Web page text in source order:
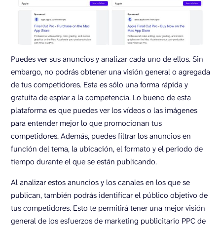
Puedes ver sus anuncios y analizar cada uno de ellos. Sin
embargo, no podrás obtener una visión general o agregada
de tus competidores. Esta es sólo una forma rápida y
gratuita de espiar a la competencia. Lo bueno de esta
plataforma es que puedes ver los vídeos o las imágenes
para entender mejor lo que promocionan tus
competidores. Además, puedes filtrar los anuncios en
función del tema, la ubicación, el formato y el periodo de
tiempo durante el que se están publicando.
Al analizar estos anuncios y los canales en los que se
publican, también podrás identificar el público objetivo de
tus competidores. Esto te permitirá tener una mejor visión
general de los esfuerzos de marketing publicitario PPC de